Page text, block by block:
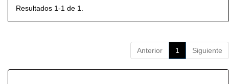
Resultados 1-1 de 1.
Anterior 1 Siguiente